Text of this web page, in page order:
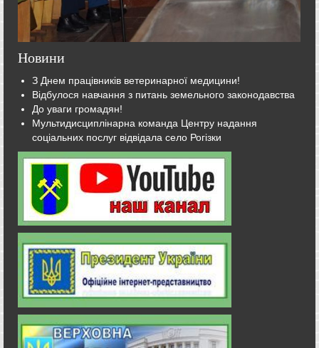
Новини
З Днем працівників ветеринарної медицини!
Відбулося навчання з питань земельного законодавства
До уваги громадян!
Мультидисциплінарна команда Центру надання
соціальних послуг відвідала село Рогізки